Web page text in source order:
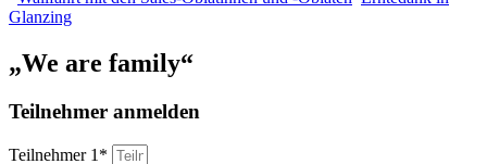
Glanzing
„We are family“
Teilnehmer anmelden
Teilnehmer 1*